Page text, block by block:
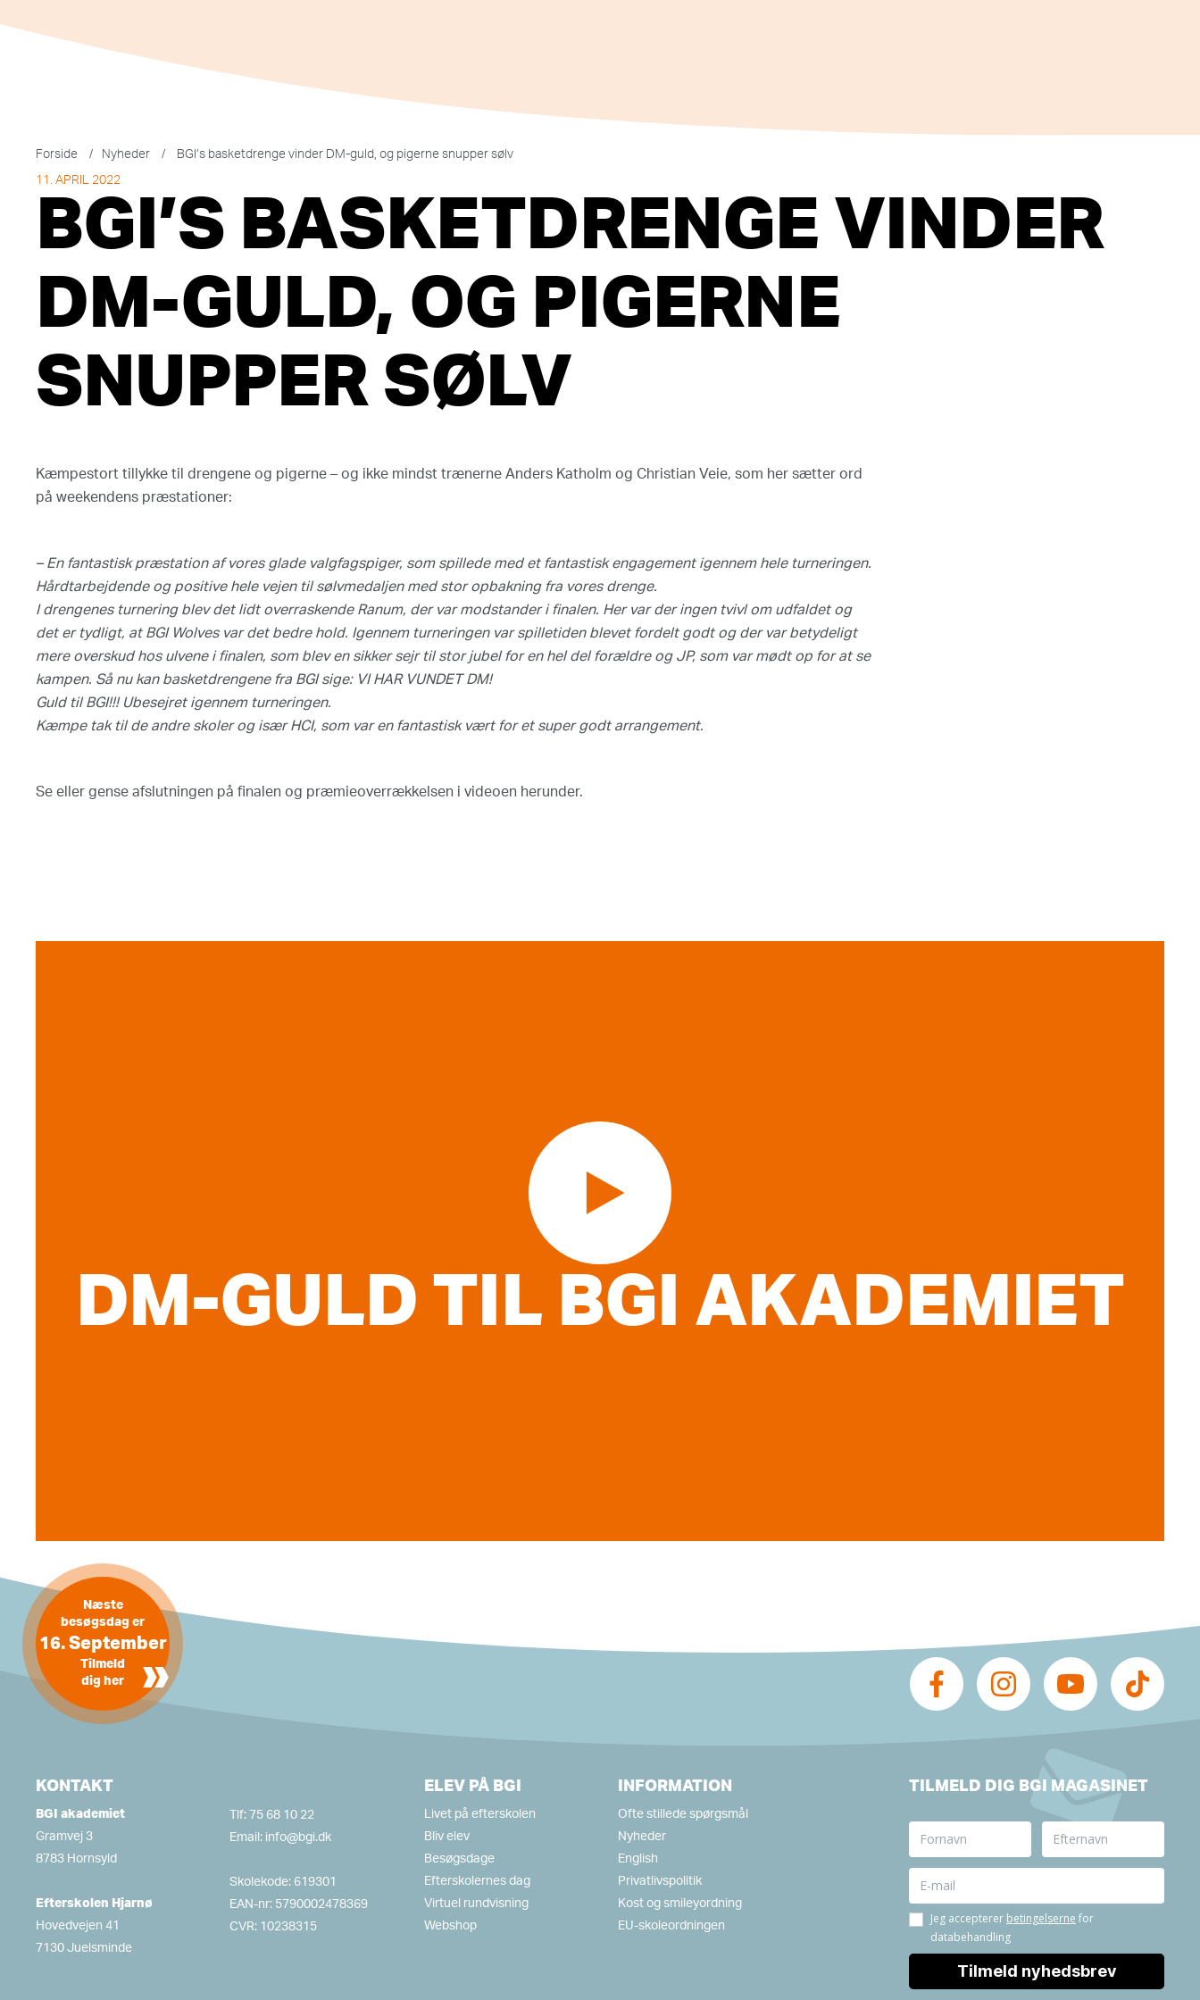
Forside / Nyheder / BGI’s basketdrenge vinder DM-guld, og pigerne snupper sølv
11. APRIL 2022
BGI’S BASKETDRENGE VINDER
DM-GULD, OG PIGERNE
SNUPPER SØLV
Kæmpestort tillykke til drengene og pigerne – og ikke mindst trænerne Anders Katholm og Christian Veie, som her sætter ord
på weekendens præstationer:
– En fantastisk præstation af vores glade valgfagspiger, som spillede med et fantastisk engagement igennem hele turneringen.
Hårdtarbejdende og positive hele vejen til sølvmedaljen med stor opbakning fra vores drenge.
I drengenes turnering blev det lidt overraskende Ranum, der var modstander i finalen. Her var der ingen tvivl om udfaldet og
det er tydligt, at BGI Wolves var det bedre hold. Igennem turneringen var spilletiden blevet fordelt godt og der var betydeligt
mere overskud hos ulvene i finalen, som blev en sikker sejr til stor jubel for en hel del forældre og JP, som var mødt op for at se
kampen. Så nu kan basketdrengene fra BGI sige: VI HAR VUNDET DM!
Guld til BGI!!! Ubesejret igennem turneringen.
Kæmpe tak til de andre skoler og især HCI, som var en fantastisk vært for et super godt arrangement.
Se eller gense afslutningen på finalen og præmieoverrækkelsen i videoen herunder.
DM-GULD TIL BGI AKADEMIET
Du skal acceptere marketing-cookies for at se dette indhold.Klik her for at ændre dine cookie-valg
»
Næste
besøgsdag er
16. September
Tilmeld
dig her
KONTAKT
BGI akademiet
Gramvej 3
8783 Hornsyld
Efterskolen Hjarnø
Hovedvejen 41
7130 Juelsminde
Tlf: 75 68 10 22
Email: info@bgi.dk
Skolekode: 619301
EAN-nr: 5790002478369
CVR: 10238315
ELEV PÅ BGI
Livet på efterskolen
Bliv elev
Besøgsdage
Efterskolernes dag
Virtuel rundvisning
Webshop
INFORMATION
Ofte stillede spørgsmål
Nyheder
English
Privatlivspolitik
Kost og smileyordning
EU-skoleordningen
TILMELD DIG BGI MAGASINET